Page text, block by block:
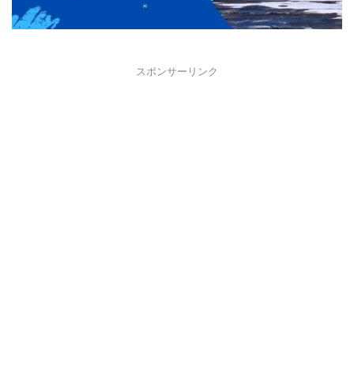
スポンサーリンク